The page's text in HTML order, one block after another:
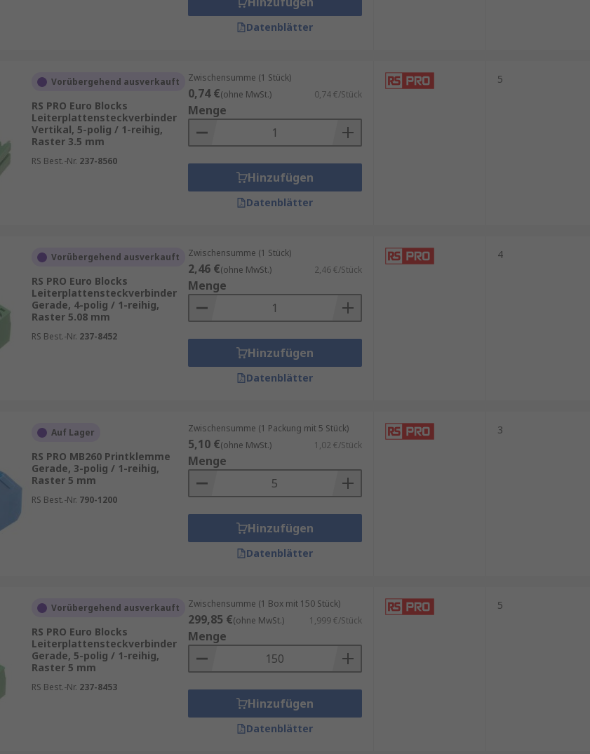
Datenblätter
Vorübergehend ausverkauft
RS PRO Euro Blocks
Leiterplattensteckverbinder
Vertikal, 5-polig / 1-reihig,
Raster 3.5 mm
RS Best.-Nr. 237-8560
Zwischensumme (1 Stück)
0,74 €(ohne MwSt.) 0,74 €/Stück
Menge
Hinzufügen
Datenblätter
5
Vorübergehend ausverkauft
RS PRO Euro Blocks
Leiterplattensteckverbinder
Gerade, 4-polig / 1-reihig,
Raster 5.08 mm
RS Best.-Nr. 237-8452
Zwischensumme (1 Stück)
2,46 €(ohne MwSt.) 2,46 €/Stück
Menge
Hinzufügen
Datenblätter
4
Auf Lager
RS PRO MB260 Printklemme
Gerade, 3-polig / 1-reihig,
Raster 5 mm
RS Best.-Nr. 790-1200
Zwischensumme (1 Packung mit 5 Stück)
5,10 €(ohne MwSt.) 1,02 €/Stück
Menge
Hinzufügen
Datenblätter
3
Vorübergehend ausverkauft
RS PRO Euro Blocks
Leiterplattensteckverbinder
Gerade, 5-polig / 1-reihig,
Raster 5 mm
RS Best.-Nr. 237-8453
Zwischensumme (1 Box mit 150 Stück)
299,85 €(ohne MwSt.) 1,999 €/Stück
Menge
Hinzufügen
Datenblätter
5